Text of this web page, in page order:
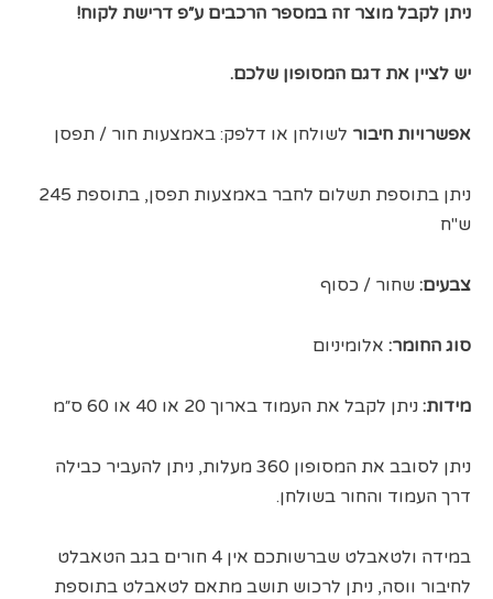
ניתן לקבל מוצר זה במספר הרכבים ע״פ דרישת לקוח!
יש לציין את דגם המסופון שלכם.
אפשרויות חיבור לשולחן או דלפק: באמצעות חור / תפסן
ניתן בתוספת תשלום לחבר באמצעות תפסן, בתוספת 245
ש"ח
צבעים: שחור / כסוף
סוג החומר: אלומיניום
מידות: ניתן לקבל את העמוד בארוך 20 או 40 או 60 ס״מ
ניתן לסובב את המסופון 360 מעלות, ניתן להעביר כבילה
דרך העמוד והחור בשולחן.
במידה ולטאבלט שברשותכם אין 4 חורים בגב הטאבלט
לחיבור ווסה, ניתן לרכוש תושב מתאם לטאבלט בתוספת